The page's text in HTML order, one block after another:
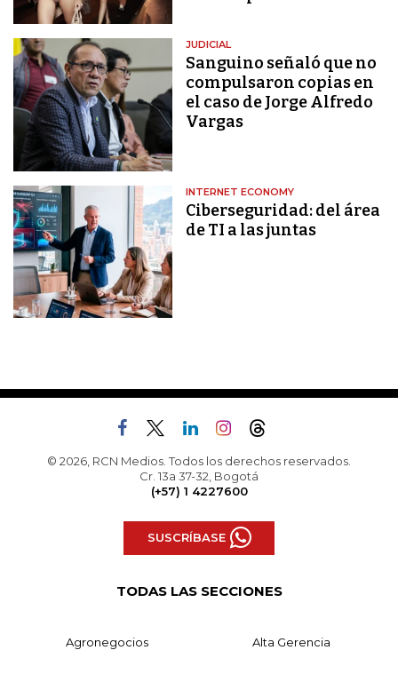
JUDICIAL
Sanguino señaló que no
compulsaron copias en
el caso de Jorge Alfredo
Vargas
INTERNET ECONOMY
Ciberseguridad: del área
de TI a las juntas
© 2026, RCN Medios. Todos los derechos reservados.
Cr. 13a 37-32, Bogotá
(+57) 1 4227600
SUSCRÍBASE
TODAS LAS SECCIONES
Agronegocios Alta Gerencia